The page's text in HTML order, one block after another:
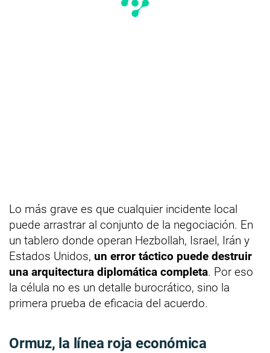
Lo más grave es que cualquier incidente local
puede arrastrar al conjunto de la negociación. En
un tablero donde operan Hezbollah, Israel, Irán y
Estados Unidos, un error táctico puede destruir
una arquitectura diplomática completa. Por eso
la célula no es un detalle burocrático, sino la
primera prueba de eficacia del acuerdo.
Ormuz, la línea roja económica